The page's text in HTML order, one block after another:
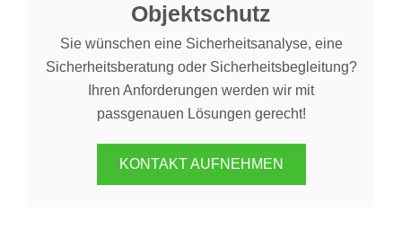
Objektschutz
Sie wünschen eine Sicherheitsanalyse, eine
Sicherheitsberatung oder Sicherheitsbegleitung?
Ihren Anforderungen werden wir mit
passgenauen Lösungen gerecht!
KONTAKT AUFNEHMEN